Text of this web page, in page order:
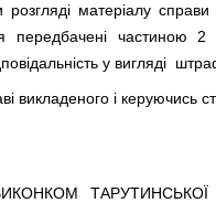
матеріалу справи
передбачені частиною 2
у вигляді
і керуючись
ТАРУТИНСЬКОЇ